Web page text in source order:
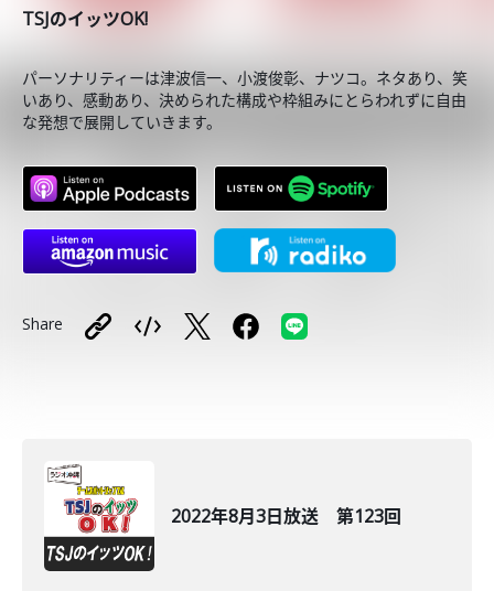
TSJのイッツOK!
パーソナリティーは津波信一、小渡俊彰、ナツコ。ネタあり、笑
いあり、感動あり、決められた構成や枠組みにとらわれずに自由
な発想で展開していきます。
Share
2022年8月3日放送 第123回